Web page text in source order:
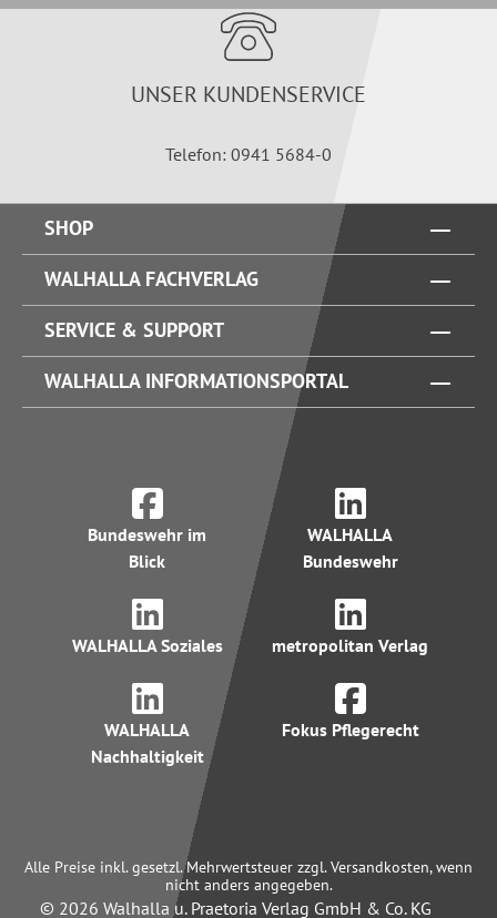
UNSER KUNDENSERVICE
Telefon: 0941 5684-0
SHOP
WALHALLA FACHVERLAG
SERVICE & SUPPORT
WALHALLA INFORMATIONSPORTAL
Bundeswehr im
Blick
WALHALLA
Bundeswehr
WALHALLA Soziales metropolitan Verlag
WALHALLA
Nachhaltigkeit
Fokus Pflegerecht
Alle Preise inkl. gesetzl. Mehrwertsteuer zzgl. Versandkosten, wenn
nicht anders angegeben.
© 2026 Walhalla u. Praetoria Verlag GmbH & Co. KG